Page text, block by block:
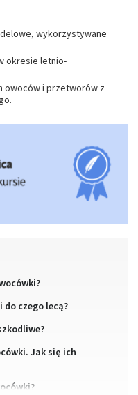
wykorzystywane
okresie letnio-
owoców i przetworów z
czego lecą?
Jak się ich